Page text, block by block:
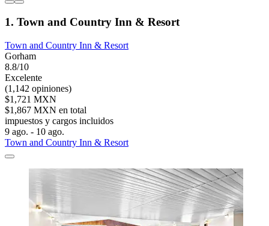
1. Town and Country Inn & Resort
Town and Country Inn & Resort
Gorham
8.8/10
Excelente
(1,142 opiniones)
$1,721 MXN
$1,867 MXN en total
impuestos y cargos incluidos
9 ago. - 10 ago.
Town and Country Inn & Resort